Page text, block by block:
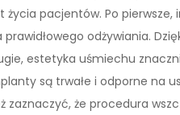
życia pacjentów. Po
odżywiania.
estetyka uśmiechu
są trwałe i odporne na
zaznaczyć, że procedura